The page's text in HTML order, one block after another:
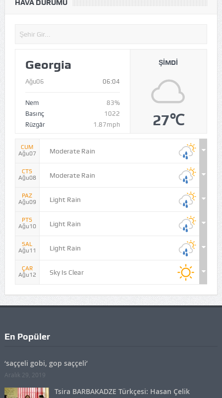
HAVA DURUMU
Georgia
Ağu06 06:04
Nem
83%
Basınç
1022
Rüzgâr
1.87mph
ŞIMDI
27℃
CUM
Ağu07
Moderate Rain
CTS
Ağu08
Moderate Rain
PAZ
Ağu09
Light Rain
PTS
Ağu10
Light Rain
SAL
Ağu11
Light Rain
ÇAR
Ağu12
Sky Is Clear
En Popüler
‘saççeli gobi, gop saççeli’
Aralık 29, 2019
Tsira BARBAKADZE Türkçesi: Hasan Çelik